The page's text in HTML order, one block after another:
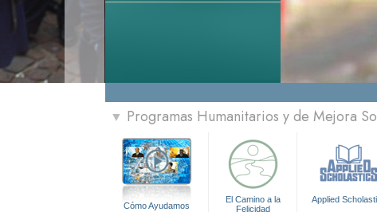
▼ Programas Humanitarios y de Mejora
Cómo Ayudamos
El Camino a la
Felicidad
Applied